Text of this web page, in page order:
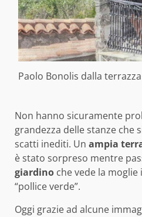
Paolo Bonolis dalla
Non hanno sicuramente
grandezza delle stanze che
scatti inediti. Un ampia
è stato sorpreso mentre
giardino che vede la
“pollice verde”.
Oggi grazie ad alcune